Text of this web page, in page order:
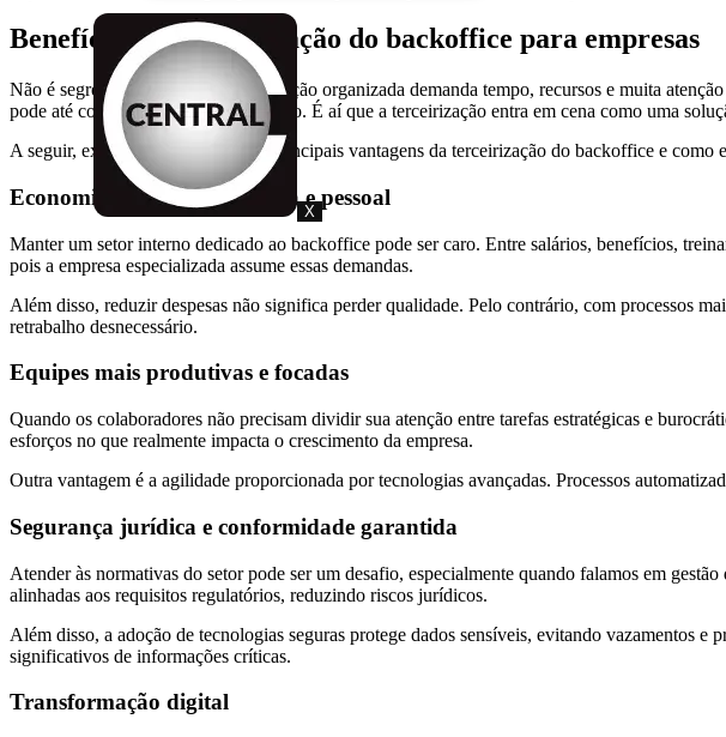
X
Benefícios da terceirização do backoffice para empresas
Não é segredo que manter uma operação organizada demanda tempo, recursos e muita
pode até comprometer seu crescimento. É aí que a terceirização entra em cena como uma
A seguir, exploramos algumas das principais vantagens da terceirização do backoffice e como
Economia com infraestrutura e pessoal
Manter um setor interno dedicado ao backoffice pode ser caro. Entre salários, benefícios,
pois a empresa especializada assume essas demandas.
Além disso, reduzir despesas não significa perder qualidade. Pelo contrário, com processos
retrabalho desnecessário.
Equipes mais produtivas e focadas
Quando os colaboradores não precisam dividir sua atenção entre tarefas estratégicas e
esforços no que realmente impacta o crescimento da empresa.
Outra vantagem é a agilidade proporcionada por tecnologias avançadas. Processos
Segurança jurídica e conformidade garantida
Atender às normativas do setor pode ser um desafio, especialmente quando falamos em
alinhadas aos requisitos regulatórios, reduzindo riscos jurídicos.
Além disso, a adoção de tecnologias seguras protege dados sensíveis, evitando vazamentos
significativos de informações críticas.
Transformação digital